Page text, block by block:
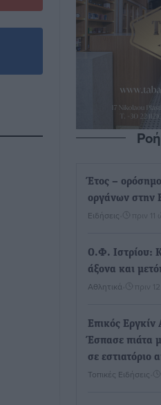
Έτος –
οργάνων στην
Ειδήσεις πριν 11
Ο.Φ. Ιστρίου:
άξονα και
Αθλητικά πριν
Επικός
Έσπασε πιάτα
σε εστιατόριο
Τοπικές Ειδήσεις